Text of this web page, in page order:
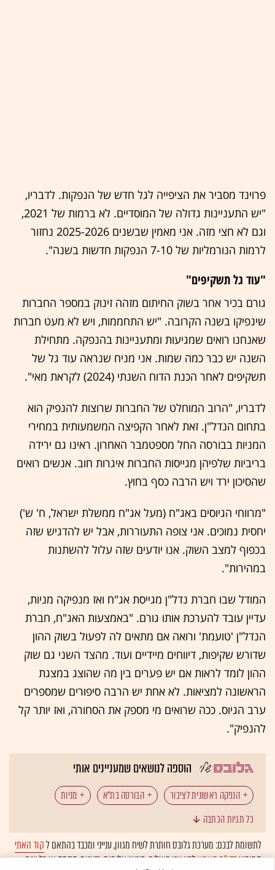
פרוינד מסביר את הציפייה לגל חדש של הנפקות. לדבריו,
"יש התעניינות גדולה של המוסדיים. לא ברמות של 2021,
וגם לא חצי מזה. אני מאמין שבשנים 2025-2026 נחזור
לרמות הנורמליות של 7-10 הנפקות חדשות בשנה".
"עוד גל תשקיפים"
גורם בכיר אחר בשוק החיתום מזהה זינוק במספר החברות
שינפיקו בשנה הקרובה. "יש התחממות, ויש לא מעט חברות
שאנחנו רואים שמגיעות ומתעניינות בהנפקה. מתחילת
השנה יש כבר כמה שמות. אני מניח שנראה עוד גל של
תשקיפים לאחר הכנת הדוח השנתי (2024) לקראת מאי".
לדבריו, "הרוב המוחלט של החברות שרוצות להנפיק הוא
בתחום הנדל"ן. זאת לאחר הקפיצה המשמעותית במחירי
המניות בבורסה החל מספטמבר האחרון. ראינו גם ירידה
בריביות שלפיהן מגייסות החברות איגרות חוב. אנשים רואים
שהסיכון ירד ויש הרבה כסף בחוץ.
"מרווחי הגיוסים באג"ח (מעל אג"ח ממשלת ישראל, ח' ש')
יחסית נמוכים. אני צופה התעוררות, אבל יש להדגיש שזה
בכפוף למצב השוק. אנו יודעים שזה עלול להשתנות
במהירות".
המודל שבו חברת נדל"ן מגייסת אג"ח ואז מנפיקה מניות,
עדיין עובד להערכת אותו גורם. "באמצעות האג"ח, חברת
הנדל"ן 'טועמת' ורואה אם מתאים לה לפעול בשוק ההון
שדורש שקיפות, דיווחים מיידיים ועוד. מהצד השני גם שוק
ההון לומד לראות אם יש פערים בין מה שהוצג במצגת
הראשונה למציאות. לא אחת יש הרבה סיפורים שמספרים
ערב הגיוס. ככה שרואים מי מספק את הסחורה, ואז יותר קל
להנפיק".
הוספה לנושאים שמעניינים אותי
הנפקה ראשונית לציבור הבורסה בת"א מניות
כל תגיות הכתבה
לתשומת לבכם: מערכת גלובס חותרת לשיח מגוון, ענייני ומכבד בהתאם לקוד האתי
המופיעבדו"ח האמוןלפיו אנו פועלים. ביטויי אלימות, גזענות, הסתה או כל שיח